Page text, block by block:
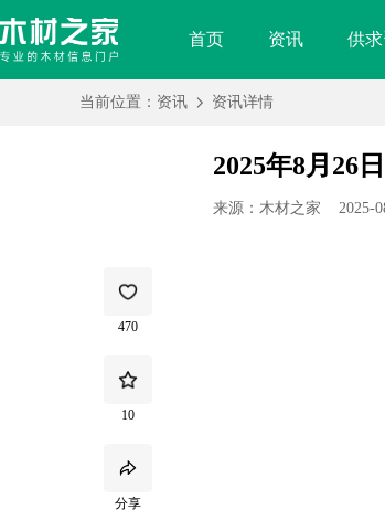
首页 资讯 供
当前位置： 资讯 资讯详情
470
10
分享
2025年8月26
来源：木材之家 2025-